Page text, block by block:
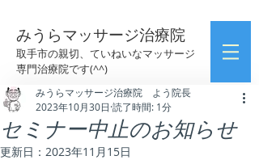
みうらマッサージ治療院
取手市の親切、ていねいなマッサージ
専門治療院です(^^)
セミナー中止のお知らせ
みうらマッサージ治療院 よう院長
2023年10月30日 読了時間: 1分
更新日： 2023年11月15日